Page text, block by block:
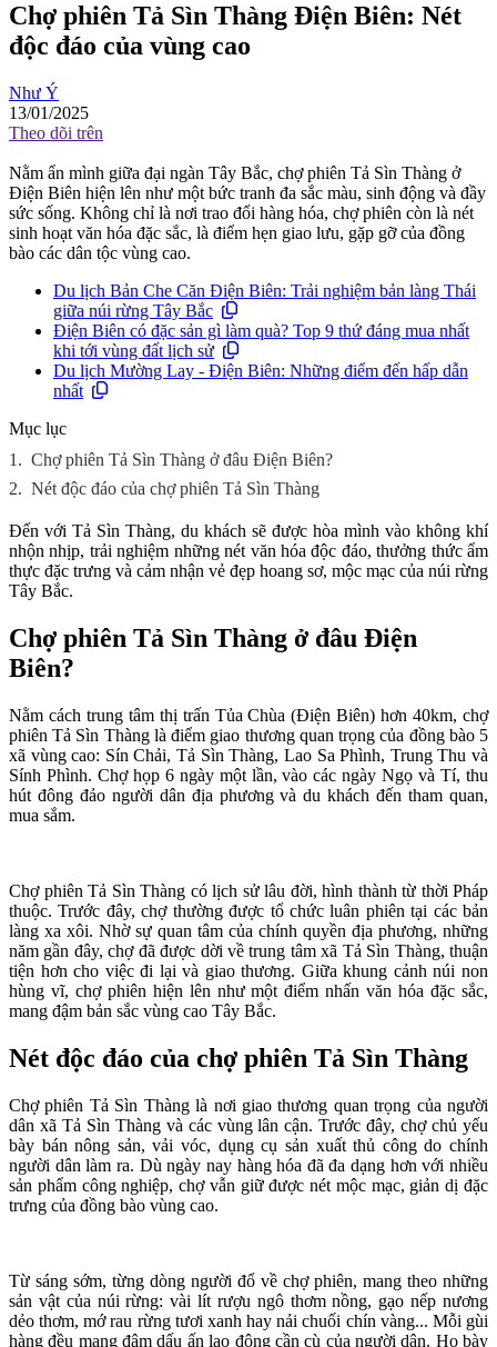
Chợ phiên Tả Sìn Thàng Điện Biên: Nét
độc đáo của vùng cao
Như Ý
13/01/2025
Theo dõi trên
Nằm ẩn mình giữa đại ngàn Tây Bắc, chợ phiên Tả Sìn Thàng ở
Điện Biên hiện lên như một bức tranh đa sắc màu, sinh động và đầy
sức sống. Không chỉ là nơi trao đổi hàng hóa, chợ phiên còn là nét
sinh hoạt văn hóa đặc sắc, là điểm hẹn giao lưu, gặp gỡ của đồng
bào các dân tộc vùng cao.
Du lịch Bản Che Căn Điện Biên: Trải nghiệm bản làng Thái
giữa núi rừng Tây Bắc
Điện Biên có đặc sản gì làm quà? Top 9 thứ đáng mua nhất
khi tới vùng đất lịch sử
Du lịch Mường Lay - Điện Biên: Những điểm đến hấp dẫn
nhất
Mục lục
1. Chợ phiên Tả Sìn Thàng ở đâu Điện Biên?
2. Nét độc đáo của chợ phiên Tả Sìn Thàng
Đến với Tả Sìn Thàng, du khách sẽ được hòa mình vào không khí
nhộn nhịp, trải nghiệm những nét văn hóa độc đáo, thưởng thức ẩm
thực đặc trưng và cảm nhận vẻ đẹp hoang sơ, mộc mạc của núi rừng
Tây Bắc.
Chợ phiên Tả Sìn Thàng ở đâu Điện
Biên?
Nằm cách trung tâm thị trấn Tủa Chùa (Điện Biên) hơn 40km, chợ
phiên Tả Sìn Thàng là điểm giao thương quan trọng của đồng bào 5
xã vùng cao: Sín Chải, Tả Sìn Thàng, Lao Sa Phình, Trung Thu và
Sính Phình. Chợ họp 6 ngày một lần, vào các ngày Ngọ và Tí, thu
hút đông đảo người dân địa phương và du khách đến tham quan,
mua sắm.
Chợ phiên Tả Sìn Thàng có lịch sử lâu đời, hình thành từ thời Pháp
thuộc. Trước đây, chợ thường được tổ chức luân phiên tại các bản
làng xa xôi. Nhờ sự quan tâm của chính quyền địa phương, những
năm gần đây, chợ đã được dời về trung tâm xã Tả Sìn Thàng, thuận
tiện hơn cho việc đi lại và giao thương. Giữa khung cảnh núi non
hùng vĩ, chợ phiên hiện lên như một điểm nhấn văn hóa đặc sắc,
mang đậm bản sắc vùng cao Tây Bắc.
Nét độc đáo của chợ phiên Tả Sìn Thàng
Chợ phiên Tả Sìn Thàng là nơi giao thương quan trọng của người
dân xã Tả Sìn Thàng và các vùng lân cận. Trước đây, chợ chủ yếu
bày bán nông sản, vải vóc, dụng cụ sản xuất thủ công do chính
người dân làm ra. Dù ngày nay hàng hóa đã đa dạng hơn với nhiều
sản phẩm công nghiệp, chợ vẫn giữ được nét mộc mạc, giản dị đặc
trưng của đồng bào vùng cao.
Từ sáng sớm, từng dòng người đổ về chợ phiên, mang theo những
sản vật của núi rừng: vài lít rượu ngô thơm nồng, gạo nếp nương
dẻo thơm, mớ rau rừng tươi xanh hay nải chuối chín vàng... Mỗi gùi
hàng đều mang đậm dấu ấn lao động cần cù của người dân. Họ bày